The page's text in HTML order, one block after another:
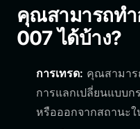
คุณสามารถทำ
007 ได้บ้าง?
การเทรด: คุณสามาร
การแลกเปลี่ยนแบบ
หรือออกจากสถานะ